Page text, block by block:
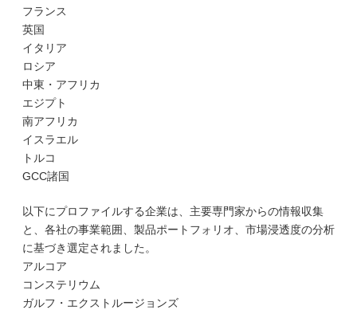
フランス
英国
イタリア
ロシア
中東・アフリカ
エジプト
南アフリカ
イスラエル
トルコ
GCC諸国
以下にプロファイルする企業は、主要専門家からの情報収集
と、各社の事業範囲、製品ポートフォリオ、市場浸透度の分析
に基づき選定されました。
アルコア
コンステリウム
ガルフ・エクストルージョンズ